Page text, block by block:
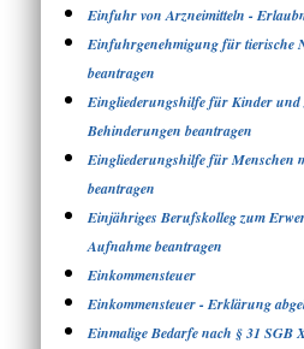
Einfuhr von Arzneimitteln -
Einfuhrgenehmigung für tierische
beantragen
Eingliederungshilfe für Kinder und
Behinderungen beantragen
Eingliederungshilfe für Menschen
beantragen
Einjähriges Berufskolleg zum
Aufnahme beantragen
Einkommensteuer
Einkommensteuer - Erklärung
Einmalige Bedarfe nach § 31 SGB